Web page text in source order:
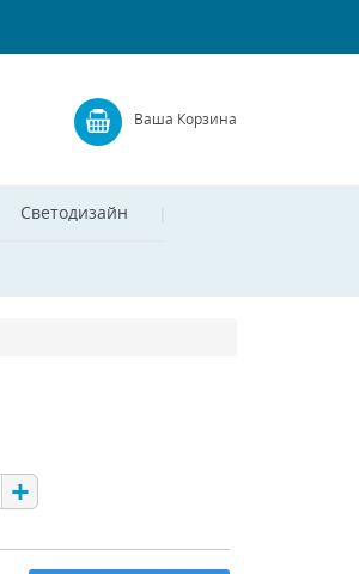
Ваша Корзина
Светодизайн
+